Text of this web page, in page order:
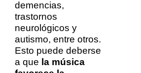
demencias,
trastornos
neurológicos y
autismo, entre otros.
Esto puede deberse
a que la música